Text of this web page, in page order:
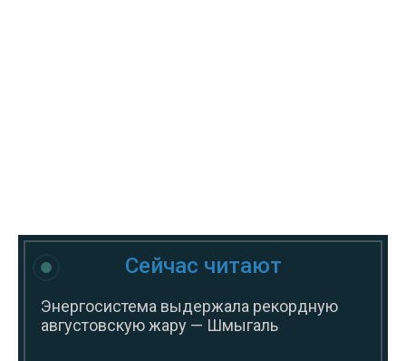
Сейчас читают
Энергосистема выдержала рекордную
августовскую жару — Шмыгаль